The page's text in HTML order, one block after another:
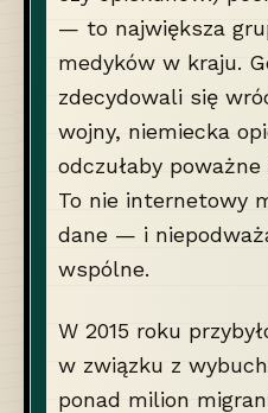
— to największa
medyków w kraju.
zdecydowali się
wojny, niemiecka
odczułaby poważne
To nie internetowy
dane — i
wspólne.
W 2015 roku
w związku z
ponad milion